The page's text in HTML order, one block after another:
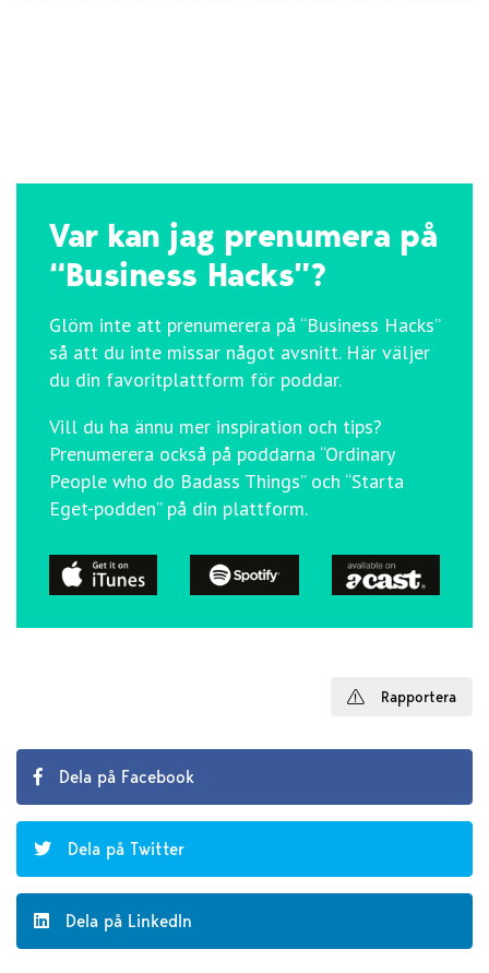
Dela på Facebook
Dela på Twitter
Dela på LinkedIn
Var kan jag prenumera på
“Business Hacks”?
Glöm inte att prenumerera på “Business Hacks”
så att du inte missar något avsnitt. Här väljer
du din favoritplattform för poddar.
Vill du ha ännu mer inspiration och tips?
Prenumerera också på poddarna “Ordinary
People who do Badass Things” och “Starta
Eget-podden” på din plattform.
Rapportera